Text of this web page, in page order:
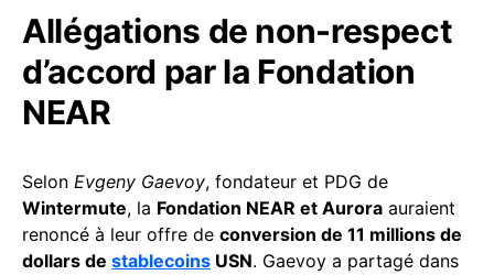
Allégations de non-respect
d’accord par la Fondation
NEAR
Selon Evgeny Gaevoy, fondateur et PDG de
Wintermute, la Fondation NEAR et Aurora auraient
renoncé à leur offre de conversion de 11 millions de
dollars de stablecoins USN. Gaevoy a partagé dans